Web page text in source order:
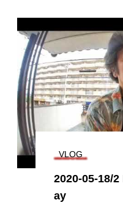
写真
記憶の棚卸し